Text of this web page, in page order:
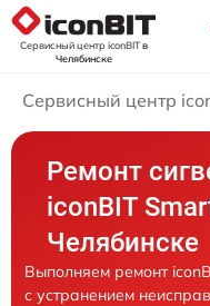
Сервисный центр iconBITв
Челябинске
Сервисный центр
Ремонт
iconBIT
Челябинске
Выполняем ремонт
с устранением